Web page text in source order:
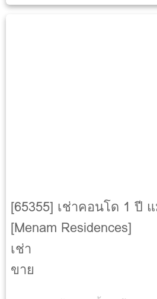
[65355] เช่าคอนโด 1 ปี
[Menam Residences]
เช่า
ขาย